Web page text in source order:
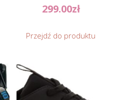
299.00zł
Przejdź do produktu